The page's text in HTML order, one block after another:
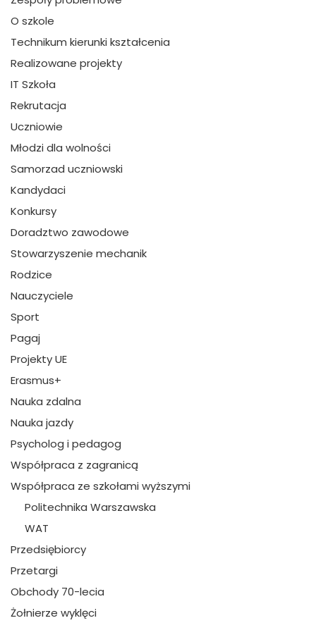
O szkole
Technikum kierunki kształcenia
Realizowane projekty
IT Szkoła
Rekrutacja
Uczniowie
Młodzi dla wolności
Samorzad uczniowski
Kandydaci
Konkursy
Doradztwo zawodowe
Stowarzyszenie mechanik
Rodzice
Nauczyciele
Sport
Pagaj
Projekty UE
Erasmus+
Nauka zdalna
Nauka jazdy
Psycholog i pedagog
Współpraca z zagranicą
Współpraca ze szkołami wyższymi
Politechnika Warszawska
WAT
Przedsiębiorcy
Przetargi
Obchody 70-lecia
Żołnierze wyklęci